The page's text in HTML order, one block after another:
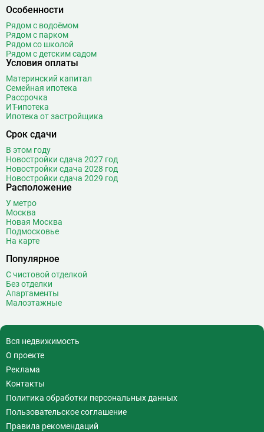
Особенности
Рядом с водоёмом
Рядом с парком
Рядом со школой
Рядом с детским садом
Условия оплаты
Материнский капитал
Семейная ипотека
Рассрочка
ИТ-ипотека
Ипотека от застройщика
Срок сдачи
В этом году
Новостройки сдача 2027 год
Новостройки сдача 2028 год
Новостройки сдача 2029 год
Расположение
У метро
Москва
Новая Москва
Подмосковье
На карте
Популярное
С чистовой отделкой
Без отделки
Апартаменты
Малоэтажные
Вся недвижимость
О проекте
Реклама
Контакты
Политика обработки персональных данных
Пользовательское соглашение
Правила рекомендаций